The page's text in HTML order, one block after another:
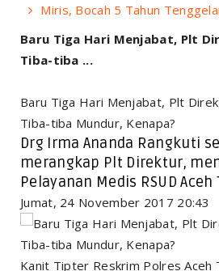
Miris, Bocah 5 Tahun
Baru Tiga Hari Menjabat, Plt
Tiba-tiba ...
Baru Tiga Hari Menjabat, Plt
Tiba-tiba Mundur, Kenapa?
Drg Irma Ananda Rangkuti
merangkap Plt Direktur,
Pelayanan Medis RSUD Aceh
Jumat, 24 November 2017 20:43
Kanit Tipter Reskrim Polres Aceh